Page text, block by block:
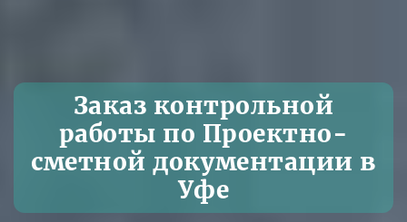
Заказ контрольной
работы по Проектно-
сметной документации в
Уфе